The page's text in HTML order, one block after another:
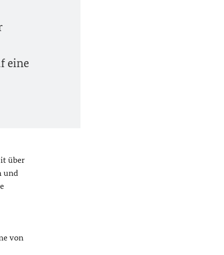
eine
über
und
von